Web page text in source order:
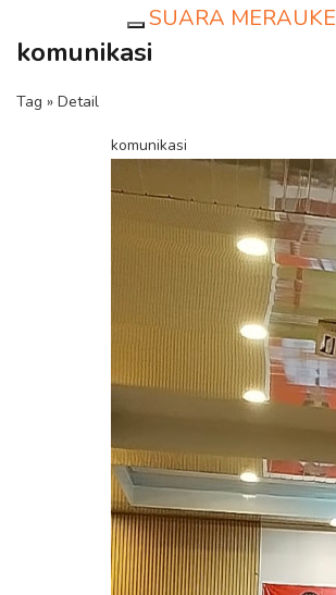
SUARA MERAUKE
komunikasi
Tag » Detail
komunikasi